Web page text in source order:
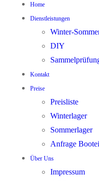
Home
Dienstleistungen
Winter-
DIY
Kontakt
Preise
Preisliste
Winterlager
Sommerlager
Anfrage
Über Uns
Impressum